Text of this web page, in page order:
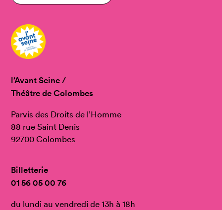
l’Avant Seine /
Théâtre de Colombes
Parvis des Droits de l’Homme
88 rue Saint Denis
92700 Colombes
Billetterie
01 56 05 00 76
du lundi au vendredi de 13h à 18h